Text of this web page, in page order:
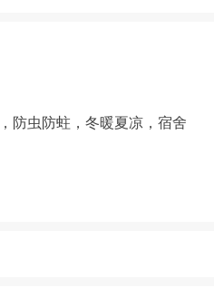
防虫防蛀，冬暖夏凉，宿舍